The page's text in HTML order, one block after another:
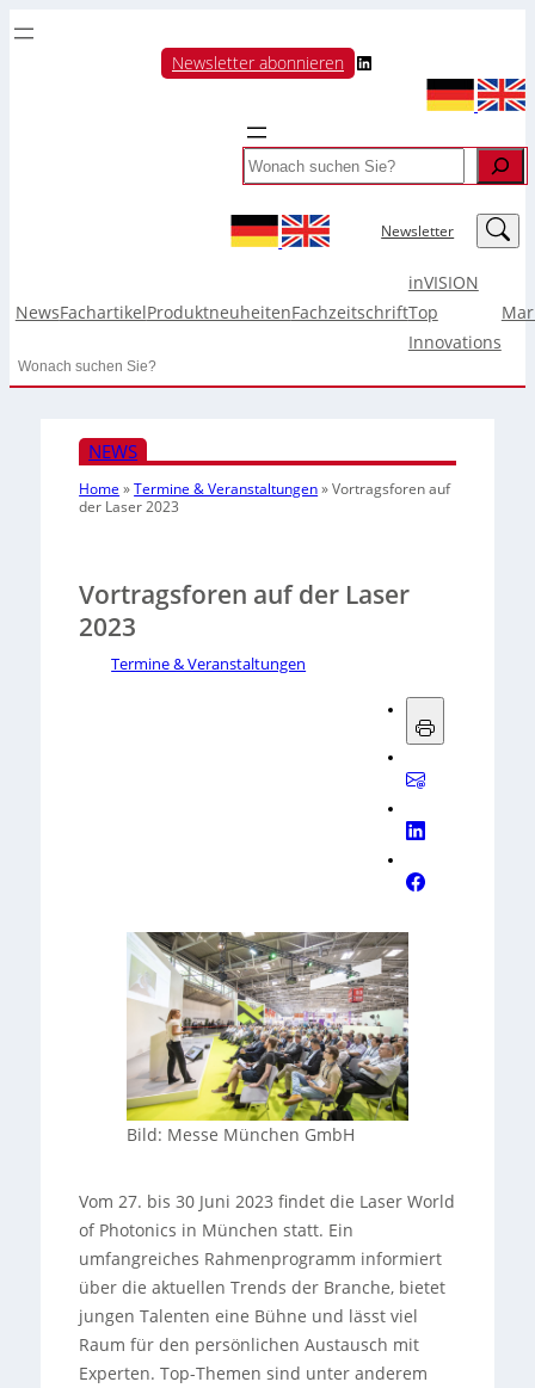
Newsletter abonnieren LinkedIn
Search
Newsletter LinkedIn
NewsFachartikelProduktneuheitenFachzeitschrift
inVISION
Top
Innovations
Search
NEWS
Home »Termine & Veranstaltungen»Vortragsforen auf
der Laser 2023
Vortragsforen auf der Laser
2023
Termine & Veranstaltungen
Bild: Messe München GmbH
Vom 27. bis 30 Juni 2023 findet die Laser World
of Photonics in München statt. Ein
umfangreiches Rahmenprogramm informiert
über die aktuellen Trends der Branche, bietet
jungen Talenten eine Bühne und lässt viel
Raum für den persönlichen Austausch mit
Experten. Top-Themen sind unter anderem